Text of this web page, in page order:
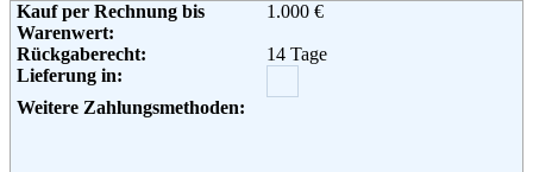
Weiterführende
Informationen:
AGB
Adresse:
WITT-WEIDEN
92630 Weiden
Telefon:
Kauf per Rechnung bis
Warenwert:
1.000 €
Rückgaberecht:
14 Tage
Lieferung in:
Weitere Zahlungsmethoden: